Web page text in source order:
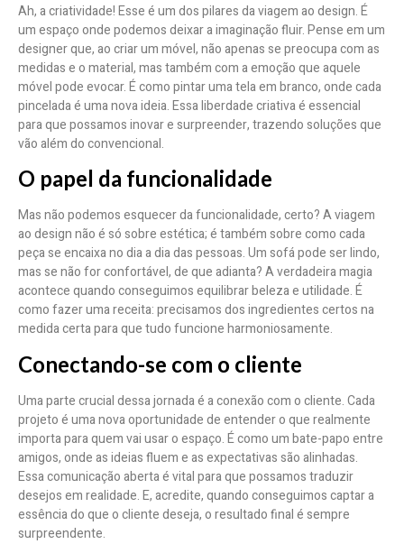
Ah, a criatividade! Esse é um dos pilares da viagem ao design. É
um espaço onde podemos deixar a imaginação fluir. Pense em um
designer que, ao criar um móvel, não apenas se preocupa com as
medidas e o material, mas também com a emoção que aquele
móvel pode evocar. É como pintar uma tela em branco, onde cada
pincelada é uma nova ideia. Essa liberdade criativa é essencial
para que possamos inovar e surpreender, trazendo soluções que
vão além do convencional.
O papel da funcionalidade
Mas não podemos esquecer da funcionalidade, certo? A viagem
ao design não é só sobre estética; é também sobre como cada
peça se encaixa no dia a dia das pessoas. Um sofá pode ser lindo,
mas se não for confortável, de que adianta? A verdadeira magia
acontece quando conseguimos equilibrar beleza e utilidade. É
como fazer uma receita: precisamos dos ingredientes certos na
medida certa para que tudo funcione harmoniosamente.
Conectando-se com o cliente
Uma parte crucial dessa jornada é a conexão com o cliente. Cada
projeto é uma nova oportunidade de entender o que realmente
importa para quem vai usar o espaço. É como um bate-papo entre
amigos, onde as ideias fluem e as expectativas são alinhadas.
Essa comunicação aberta é vital para que possamos traduzir
desejos em realidade. E, acredite, quando conseguimos captar a
essência do que o cliente deseja, o resultado final é sempre
surpreendente.